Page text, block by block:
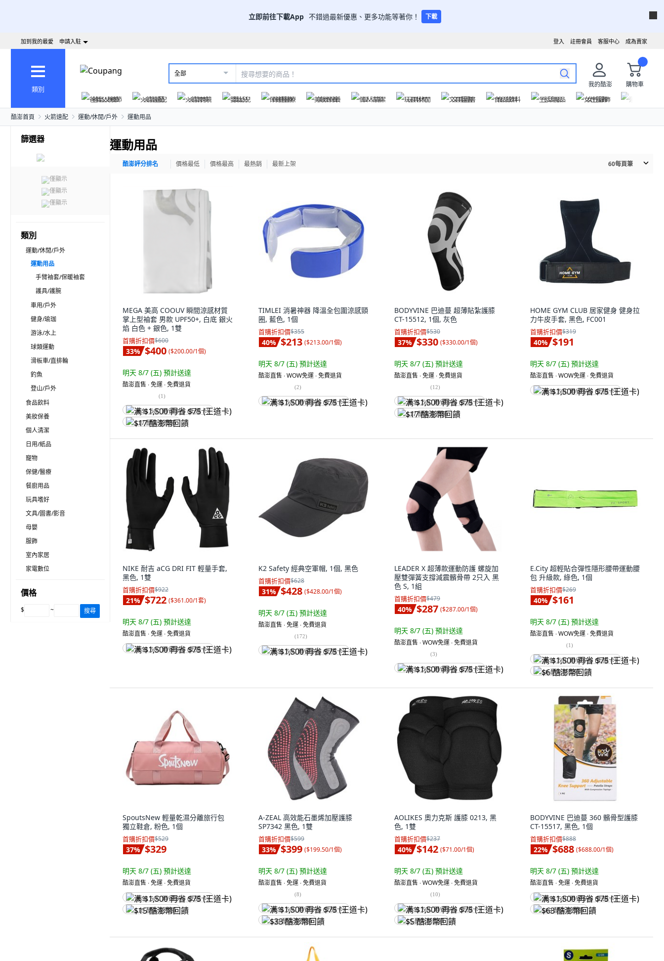
立即前往下載App 不錯過最新優惠、更多功能等著你！ 下載
成為賣家
客服中心
註冊會員
登入
加到我的最愛 申請入駐
類別
全部
我的酷澎
購物車
爸氣父親節
火箭速配 火箭跨境 嬰幼兒 保健醫療 美妝保養 個人清潔 玩具休閒 文具圖書 食品飲料 生活用品 女性服飾
酷澎首頁 火箭速配 運動/休閒/戶外 運動用品
篩選器
僅顯示
僅顯示
僅顯示
類別
運動/休閒/戶外
運動用品
手臂袖套/保暖袖套
護具/護腕
車用/戶外
健身/瑜珈
游泳/水上
球類運動
滑板車/直排輪
釣魚
登山/戶外
食品飲料
美妝保養
個人清潔
日用/紙品
寵物
保健/醫療
餐廚用品
玩具嗜好
文具/圖書/影音
母嬰
服飾
室內家居
家電數位
價格
$ ~ 搜尋
運動用品
酷澎評分排名 價格最低 價格最高 最熱銷 最新上架 60每頁筆
MEGA 美高 COOUV 瞬間涼感材質
掌上型袖套 男款 UPF50+, 白底 銀火
焰 白色 + 銀色, 1雙
首購折扣價$600
33% $400 ($200.00/1個)
明天 8/7 (五) 預計送達
酷澎直售 ∙ 免運 ∙ 免費退貨
(1)
满 $1,500 再省 $75 (王道卡)
$17 酷澎幣回饋
TIMLEI 消暑神器 降溫全包圍涼感頸
圈, 藍色, 1個
首購折扣價$355
40% $213 ($213.00/1個)
明天 8/7 (五) 預計送達
酷澎直售 ∙ WOW免運 ∙ 免費退貨
(2)
满 $1,500 再省 $75 (王道卡)
BODYVINE 巴迪蔓 超薄貼紮護膝
CT-15512, 1個, 灰色
首購折扣價$530
37% $330 ($330.00/1個)
明天 8/7 (五) 預計送達
酷澎直售 ∙ 免運 ∙ 免費退貨
(12)
满 $1,500 再省 $75 (王道卡)
$17 酷澎幣回饋
HOME GYM CLUB 居家健身 健身拉
力牛皮手套, 黑色, FC001
首購折扣價$319
40% $191
明天 8/7 (五) 預計送達
酷澎直售 ∙ WOW免運 ∙ 免費退貨
满 $1,500 再省 $75 (王道卡)
NIKE 耐吉 aCG DRI FIT 輕量手套,
黑色, 1雙
首購折扣價$922
21% $722 ($361.00/1套)
明天 8/7 (五) 預計送達
酷澎直售 ∙ 免運 ∙ 免費退貨
满 $1,500 再省 $75 (王道卡)
K2 Safety 經典空軍帽, 1個, 黑色
首購折扣價$628
31% $428 ($428.00/1個)
明天 8/7 (五) 預計送達
酷澎直售 ∙ 免運 ∙ 免費退貨
(172)
满 $1,500 再省 $75 (王道卡)
LEADER X 超薄款運動防護 螺旋加
壓雙彈簧支撐減震髕骨帶 2只入 黑
色 S, 1組
首購折扣價$479
40% $287 ($287.00/1個)
明天 8/7 (五) 預計送達
酷澎直售 ∙ WOW免運 ∙ 免費退貨
(3)
满 $1,500 再省 $75 (王道卡)
E.City 超輕貼合彈性隱形腰帶運動腰
包 升級款, 綠色, 1個
首購折扣價$269
40% $161
明天 8/7 (五) 預計送達
酷澎直售 ∙ WOW免運 ∙ 免費退貨
(1)
满 $1,500 再省 $75 (王道卡)
$6 酷澎幣回饋
SpoutsNew 輕量乾濕分離旅行包
獨立鞋倉, 粉色, 1個
首購折扣價$529
37% $329
明天 8/7 (五) 預計送達
酷澎直售 ∙ 免運 ∙ 免費退貨
满 $1,500 再省 $75 (王道卡)
$15 酷澎幣回饋
A-ZEAL 高效能石墨烯加壓護膝
SP7342 黑色, 1雙
首購折扣價$599
33% $399 ($199.50/1個)
明天 8/7 (五) 預計送達
酷澎直售 ∙ 免運 ∙ 免費退貨
(8)
满 $1,500 再省 $75 (王道卡)
$33 酷澎幣回饋
AOLIKES 奧力克斯 護膝 0213, 黑
色, 1雙
首購折扣價$237
40% $142 ($71.00/1個)
明天 8/7 (五) 預計送達
酷澎直售 ∙ WOW免運 ∙ 免費退貨
(10)
满 $1,500 再省 $75 (王道卡)
$5 酷澎幣回饋
BODYVINE 巴迪蔓 360 髕骨型護膝
CT-15517, 黑色, 1個
首購折扣價$888
22% $688 ($688.00/1個)
明天 8/7 (五) 預計送達
酷澎直售 ∙ 免運 ∙ 免費退貨
满 $1,500 再省 $75 (王道卡)
$63 酷澎幣回饋